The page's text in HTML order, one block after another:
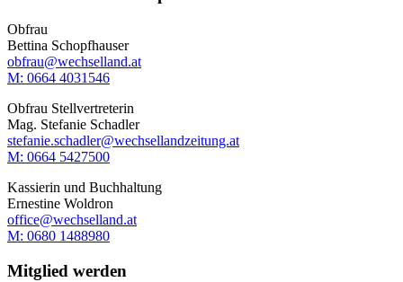
Obfrau
Bettina Schopfhauser
obfrau@wechselland.at
M: 0664 4031546
Obfrau Stellvertreterin
Mag. Stefanie Schadler
stefanie.schadler@wechsellandzeitung.at
M: ‭0664 5427500‬
Kassierin und Buchhaltung
Ernestine Woldron
office@wechselland.at
M: ‭0680 1488980‬
Mitglied werden